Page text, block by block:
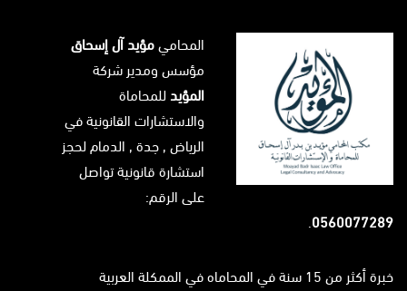
المحاميمؤيد آل إسحاق
مؤسس ومدير شركة
المؤيد للمحاماة
والاستشارات القانونية في
الرياض , جدة , الدماملحجز
استشارة قانونية تواصل
على الرقم:
0560077289
.
خبرة أكثر من 15 سنة في المحاماه في الممكلة العربية